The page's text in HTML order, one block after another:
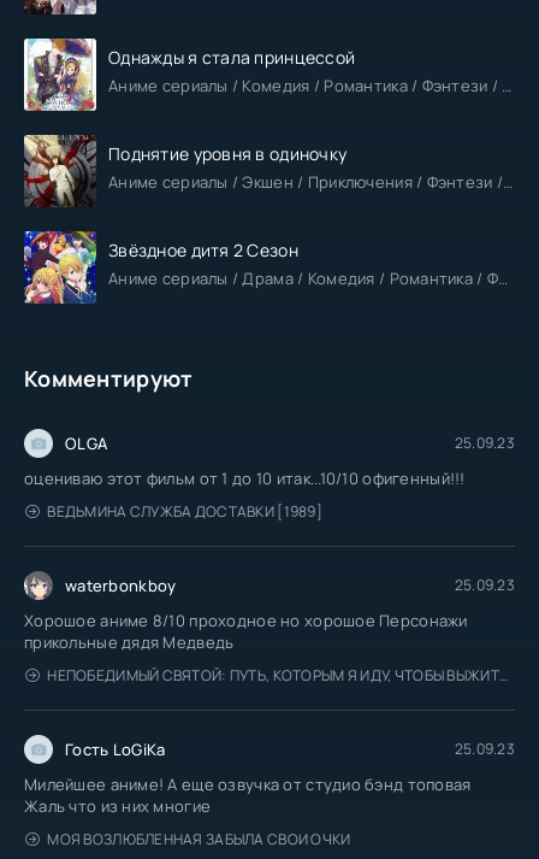
Однажды я стала принцессой
Аниме сериалы / Комедия / Романтика / Фэнтези / Анонсы
Поднятие уровня в одиночку
Аниме сериалы / Экшен / Приключения / Фэнтези / Анонсы
Звёздное дитя 2 Сезон
Аниме сериалы / Драма / Комедия / Романтика / Фантастика / Анонсы
Комментируют
OLGA 25.09.23
оцениваю этот фильм от 1 до 10 итак...10/10 офигенный!!!
ВЕДЬМИНА СЛУЖБА ДОСТАВКИ [1989]
waterbonkboy 25.09.23
Хорошое аниме 8/10 проходное но хорошое Персонажи
прикольные дядя Медведь
НЕПОБЕДИМЫЙ СВЯТОЙ: ПУТЬ, КОТОРЫМ Я ИДУ, ЧТОБЫ ВЫЖИТЬ В ДРУГОМ МИРЕ
Гость LoGiKa 25.09.23
Милейшее аниме! А еще озвучка от студио бэнд топовая
Жаль что из них многие
МОЯ ВОЗЛЮБЛЕННАЯ ЗАБЫЛА СВОИ ОЧКИ